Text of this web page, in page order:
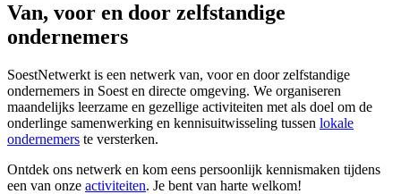
Van, voor en door zelfstandige
ondernemers
SoestNetwerkt is een netwerk van, voor en door zelfstandige
ondernemers in Soest en directe omgeving. We organiseren
maandelijks leerzame en gezellige activiteiten met als doel om de
onderlinge samenwerking en kennisuitwisseling tussen lokale
ondernemers te versterken.
Ontdek ons netwerk en kom eens persoonlijk kennismaken tijdens
een van onze activiteiten. Je bent van harte welkom!